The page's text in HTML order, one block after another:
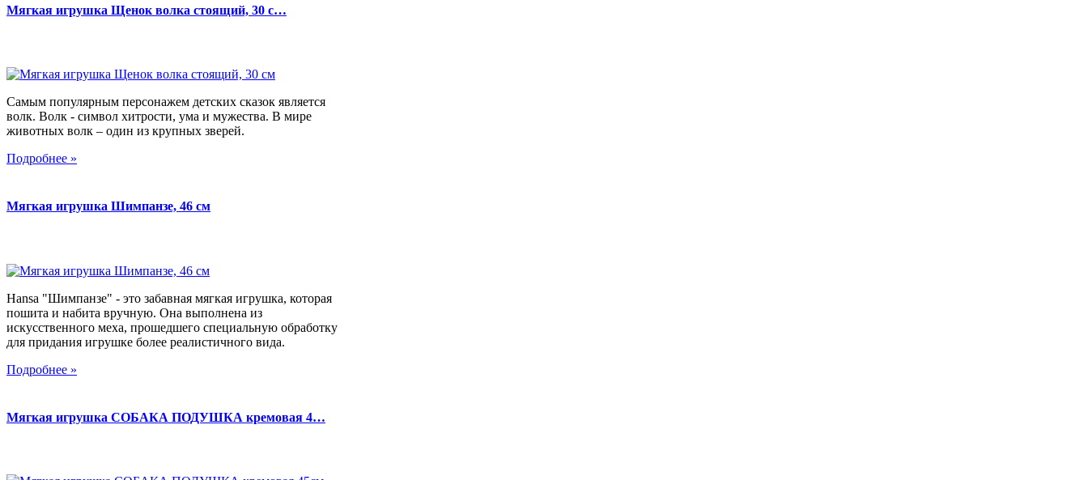
Мягкая игрушка Щенок волка стоящий, 30 с…
Самым популярным персонажем детских сказок является
волк. Волк - символ хитрости, ума и мужества. В мире
животных волк – один из крупных зверей.
Подробнее »
Мягкая игрушка Шимпанзе, 46 см
Hansa "Шимпанзе" - это забавная мягкая игрушка, которая
пошита и набита вручную. Она выполнена из
искусственного меха, прошедшего специальную обработку
для придания игрушке более реалистичного вида.
Подробнее »
Мягкая игрушка СОБАКА ПОДУШКА кремовая 4…